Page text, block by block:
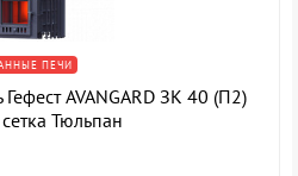
ПЕЧИ
AVANGARD ЗК 40 (П2)
Тюльпан